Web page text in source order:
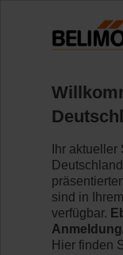
TMC230A-F
Zurück zur
Ihr
sind in
verfügbar.
Hier finden